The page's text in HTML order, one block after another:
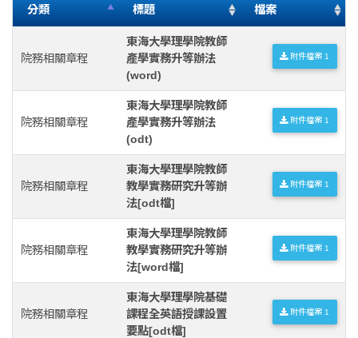
分類 標題 檔案
院務相關章程
東海大學理學院教師
產學實務升等辦法
(word)
附件檔案 1
院務相關章程
東海大學理學院教師
產學實務升等辦法
(odt)
附件檔案 1
院務相關章程
東海大學理學院教師
教學實務研究升等辦
法[odt檔]
附件檔案 1
院務相關章程
東海大學理學院教師
教學實務研究升等辦
法[word檔]
附件檔案 1
院務相關章程
東海大學理學院基礎
課程全英語授課設置
要點[odt檔]
附件檔案 1